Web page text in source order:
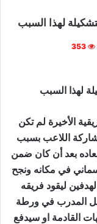
لهذا السبب
353
لهذا السبب
الأخيرة لم تكن
اللاعب بسبب
بعد أن كان ضمن
في مكانه ونجح
ليقود فريقه
المدرب في ورطة
القادمة او سيدفع